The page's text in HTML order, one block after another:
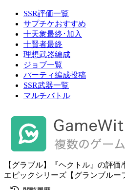
SSR評価一覧
サプチケおすすめ
十天衆最終･加入
十賢者最終
理想武器編成
ジョブ一覧
パーティ編成投稿
SSR武器一覧
マルチバトル
【グラブル】『ヘクトル』の評
エピックシリーズ【グランブルー